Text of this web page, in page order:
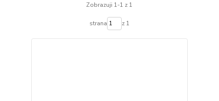
Zobrazuji 1-1 z 1
strana z 1